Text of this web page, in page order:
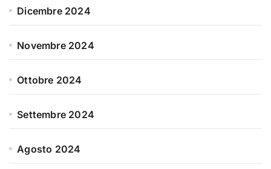
Dicembre 2024
Novembre 2024
Ottobre 2024
Settembre 2024
Agosto 2024